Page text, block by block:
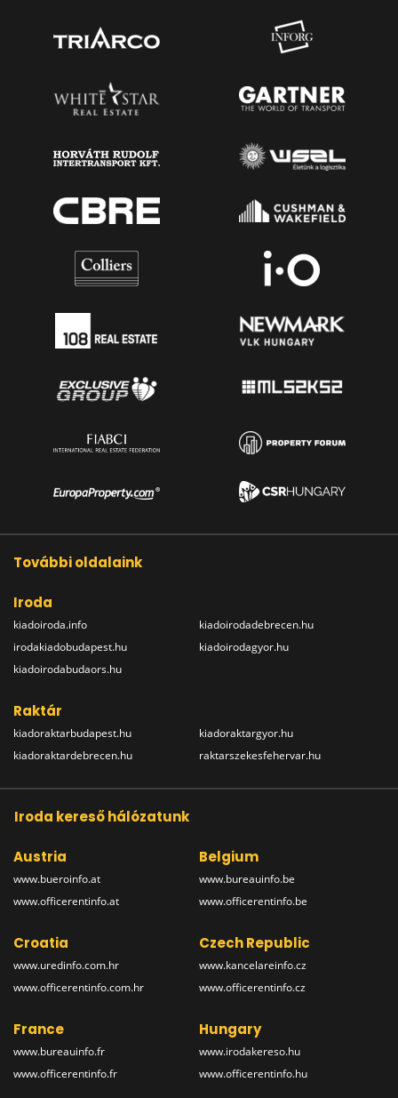
További oldalaink
Iroda
kiadoiroda.info
irodakiadobudapest.hu
kiadoirodabudaors.hu
kiadoirodadebrecen.hu
kiadoirodagyor.hu
Raktár
kiadoraktarbudapest.hu
kiadoraktardebrecen.hu
kiadoraktargyor.hu
raktarszekesfehervar.hu
Iroda kereső hálózatunk
Austria
www.bueroinfo.at
www.officerentinfo.at
Belgium
www.bureauinfo.be
www.officerentinfo.be
Croatia
www.uredinfo.com.hr
www.officerentinfo.com.hr
Czech Republic
www.kancelareinfo.cz
www.officerentinfo.cz
France
www.bureauinfo.fr
www.officerentinfo.fr
Hungary
www.irodakereso.hu
www.officerentinfo.hu